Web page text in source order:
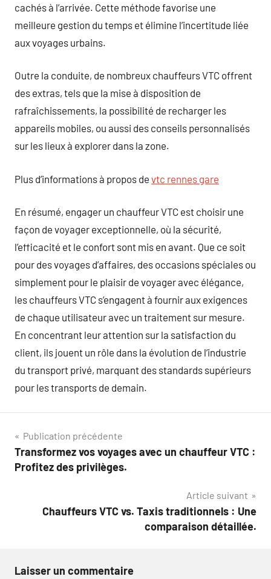
cachés à l’arrivée. Cette méthode favorise une
meilleure gestion du temps et élimine l’incertitude liée
aux voyages urbains.
Outre la conduite, de nombreux chauffeurs VTC offrent
des extras, tels que la mise à disposition de
rafraîchissements, la possibilité de recharger les
appareils mobiles, ou aussi des conseils personnalisés
sur les lieux à explorer dans la zone.
Plus d’informations à propos de vtc rennes gare
En résumé, engager un chauffeur VTC est choisir une
façon de voyager exceptionnelle, où la sécurité,
l’efficacité et le confort sont mis en avant. Que ce soit
pour des voyages d’affaires, des occasions spéciales ou
simplement pour le plaisir de voyager avec élégance,
les chauffeurs VTC s’engagent à fournir aux exigences
de chaque utilisateur avec un traitement sur mesure.
En concentrant leur attention sur la satisfaction du
client, ils jouent un rôle dans la évolution de l’industrie
du transport privé, marquant des standards supérieurs
pour les transports de demain.
Navigation
de
Publication précédente
Transformez vos voyages avec un chauffeur VTC :
Profitez des privilèges.
Article suivant
Chauffeurs VTC vs. Taxis traditionnels : Une
comparaison détaillée.
Laisser un commentaire